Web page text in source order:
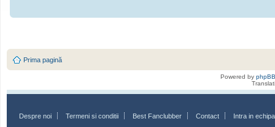
Prima pagină
Powered by phpBB
Despre noi Termeni si conditii Best Fanclubber Contact Intra in